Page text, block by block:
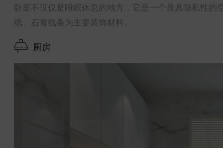
卧室不仅仅是睡眠休息的地方，它是一个最具隐私性
纸、石膏线条为主要装饰材料。
厨房